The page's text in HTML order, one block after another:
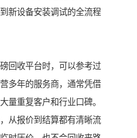
新设备安装调试的全流程
回收平台时，可以参考过
多年的服务商，通常凭借
量重复客户和行业口碑。
从报价到结算都有清晰流